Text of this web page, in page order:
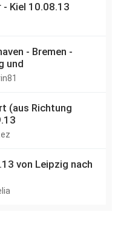
- Kiel 10.08.13
- Bremen -
und
(aus Richtung
von Leipzig nach